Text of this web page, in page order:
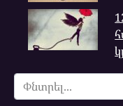
Search
for: